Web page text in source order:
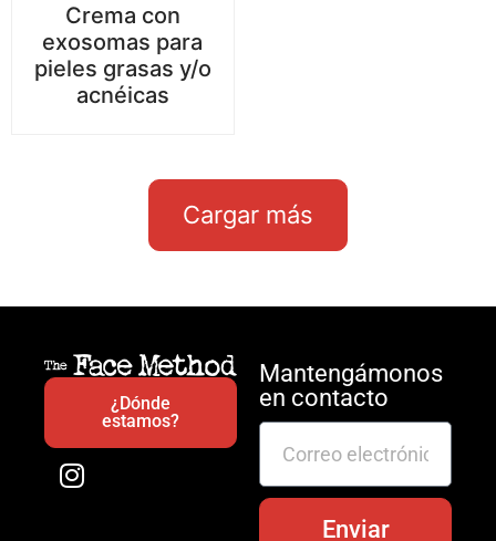
Crema con
exosomas para
pieles grasas y/o
acnéicas
Cargar más
¿Dónde
estamos?
Mantengámonos
en contacto
Enviar